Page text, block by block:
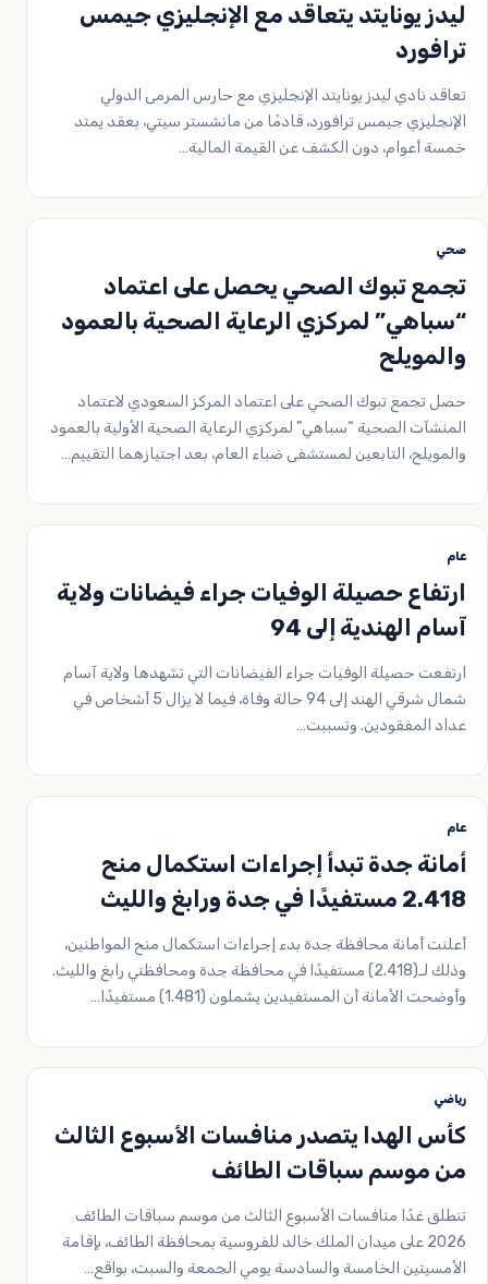
ليدز يونايتد يتعاقد مع الإنجليزي جيمس
ترافورد
تعاقد نادي ليدز يونايتد الإنجليزي مع حارس المرمى الدولي
الإنجليزي جيمس ترافورد، قادمًا من مانشستر سيتي، بعقد يمتد
خمسة أعوام، دون الكشف عن القيمة المالية…
صحي
تجمع تبوك الصحي يحصل على اعتماد
“سباهي” لمركزي الرعاية الصحية بالعمود
والمويلح
حصل تجمع تبوك الصحي على اعتماد المركز السعودي لاعتماد
المنشآت الصحية “سباهي” لمركزي الرعاية الصحية الأولية بالعمود
والمويلح، التابعين لمستشفى ضباء العام، بعد اجتيازهما التقييم…
عام
ارتفاع حصيلة الوفيات جراء فيضانات ولاية
آسام الهندية إلى 94
ارتفعت حصيلة الوفيات جراء الفيضانات التي تشهدها ولاية آسام
شمال شرقي الهند إلى 94 حالة وفاة، فيما لا يزال 5 أشخاص في
عداد المفقودين. وتسببت…
عام
أمانة جدة تبدأ إجراءات استكمال منح
2.418 مستفيدًا في جدة ورابغ والليث
أعلنت أمانة محافظة جدة بدء إجراءات استكمال منح المواطنين،
وذلك لـ(2.418) مستفيدًا في محافظة جدة ومحافظتي رابغ والليث.
وأوضحت الأمانة أن المستفيدين يشملون (1.481) مستفيدًا…
رياضي
كأس الهدا يتصدر منافسات الأسبوع الثالث
من موسم سباقات الطائف
تنطلق غدًا منافسات الأسبوع الثالث من موسم سباقات الطائف
2026 على ميدان الملك خالد للفروسية بمحافظة الطائف، بإقامة
الأمسيتين الخامسة والسادسة يومي الجمعة والسبت، بواقع…